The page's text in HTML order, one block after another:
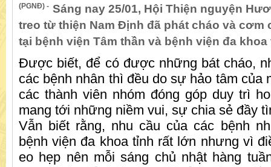
(PGNĐ) - Sáng nay 25/01, Hội Thiện nguyện
treo từ thiện Nam Định đã phát cháo và cơm
tại bệnh viện Tâm thần và bệnh viện đa khoa
Được biết, để có được những bát cháo,
các bệnh nhân thì đều do sự hảo tâm của
các thành viên nhóm đóng góp duy trì
mang tới những niềm vui, sự chia sẻ đầy
Vẫn biết rằng, nhu cầu của các bệnh
bệnh viện đa khoa tỉnh rất lớn nhưng vì
eo hẹp nên mỗi sáng chủ nhật hàng